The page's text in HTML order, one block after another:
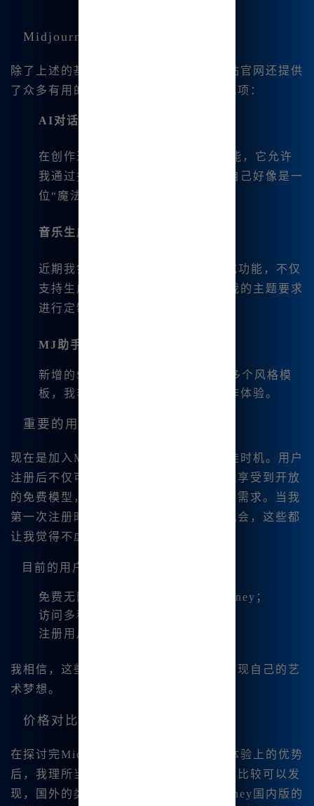
Midjourney中文版的实用工具
除了上述的基本功能，Midjourney中文站官网还提供
了众多有用的工具，这里我特别想推荐几项：
AI对话和图像生成
在创作过程中，我会用到AI对话功能，它允许
我通过指令生成图像，这让我觉得自己好像是一
位“魔法师”。
音乐生成和定制
近期我尝试了Suno V3.5的音乐生成功能，不仅
支持生成我喜欢的风格，还能根据我的主题要求
进行定制。这些功能既灵活又好用。
MJ助手
新增的Serf风格库包含了超过1800多个风格模
板，我非常享受这种快速便捷的操作体验。
重要的用户福利
现在是加入Midjourney中文站官网的最佳时机。用户
注册后不仅可以使用其全面的功能，还能享受到开放
的免费模型，完美满足新手和专业用户的需求。当我
第一次注册时，我便得到了无限的创作机会，这些都
让我觉得不虚此行。
目前的用户福利：
免费无限量使用最新版本的Midjourney；
访问多种AI模型和工具包；
注册用户随时享受更新。
我相信，这些优势能够帮助每一个用户实现自己的艺
术梦想。
价格对比
在探讨完Midjourney中文在功能及用户体验上的优势
后，我理所当然地进行了价格对比。通过比较可以发
现，国外的类似产品价格几乎是Midjourney国内版的